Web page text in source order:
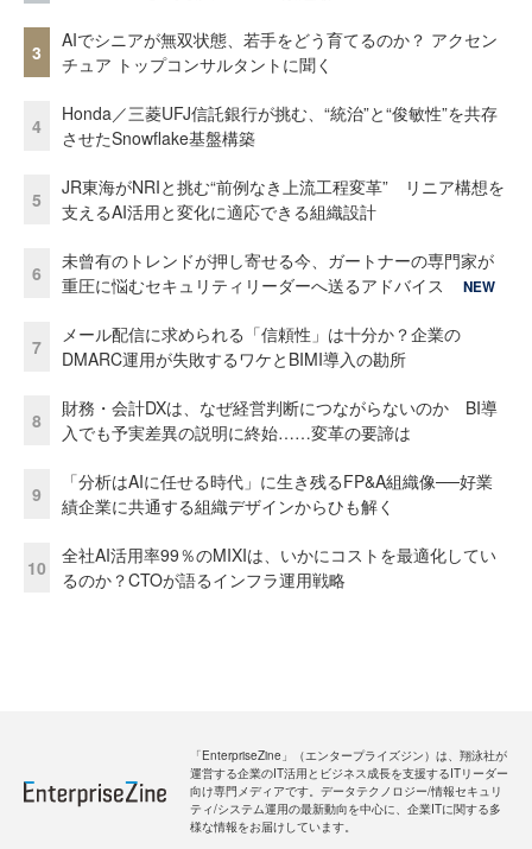
3
AIでシニアが無双状態、若手をどう育てるのか？ アクセン
チュア トップコンサルタントに聞く
4
Honda／三菱UFJ信託銀行が挑む、“統治”と“俊敏性”を共存
させたSnowflake基盤構築
5
JR東海がNRIと挑む“前例なき上流工程変革” リニア構想を
支えるAI活用と変化に適応できる組織設計
6
未曾有のトレンドが押し寄せる今、ガートナーの専門家が
重圧に悩むセキュリティリーダーへ送るアドバイス
NEW
7
メール配信に求められる「信頼性」は十分か？企業の
DMARC運用が失敗するワケとBIMI導入の勘所
8
財務・会計DXは、なぜ経営判断につながらないのか BI導
入でも予実差異の説明に終始……変革の要諦は
9
「分析はAIに任せる時代」に生き残るFP&A組織像──好業
績企業に共通する組織デザインからひも解く
10
全社AI活用率99％のMIXIは、いかにコストを最適化してい
るのか？CTOが語るインフラ運用戦略
「EnterpriseZine」（エンタープライズジン）は、翔泳社が
運営する企業のIT活用とビジネス成長を支援するITリーダー
向け専門メディアです。データテクノロジー/情報セキュリ
ティ/システム運用の最新動向を中心に、企業ITに関する多
様な情報をお届けしています。